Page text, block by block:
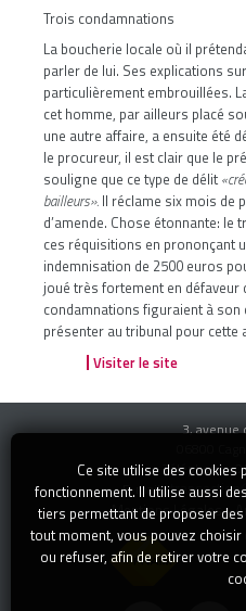
Trois condamnations
La boucherie locale où il
parler de lui. Ses explications
particulièrement embrouillées.
cet homme, par ailleurs placé
une autre affaire, a ensuite été
le procureur, il est clair que le
souligne que ce type de délit
bailleurs». Il réclame six mois de
d’amende. Chose étonnante: le
ces réquisitions en prononçant
indemnisation de 2500 euros
joué très fortement en défaveur
condamnations figuraient à son
présenter au tribunal pour cette
Visiter le site
3, avenue
Téléphone :
E-mail :
Mentions Légales -
Ce site utilise des cookies
fonctionnement. Il utilise aussi
tiers permettant de proposer
tout moment, vous pouvez
ou refuser, afin de retirer votre